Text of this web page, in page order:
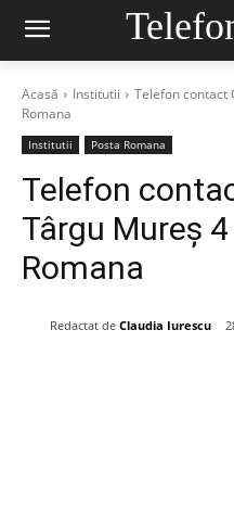
Acasă Institutii
Telefon contact
Romana
Institutii Posta Romana
Telefon
Târgu Mureş
Romana
Redactat de Claudia Iurescu